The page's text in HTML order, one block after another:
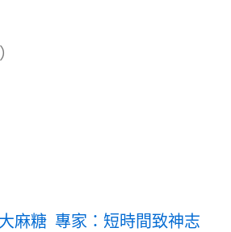
麻糖 專家：短時間致神志